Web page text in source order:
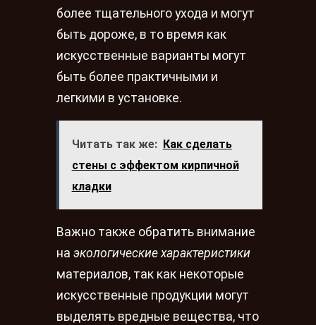
более тщательного ухода и могут
быть дороже, в то время как
искусственные варианты могут
быть более практичными и
легкими в установке.
Читать так же: Как сделать
стены с эффектом кирпичной
кладки
Важно также обратить внимание
на экологические характеристики
материалов, так как некоторые
искусственные продукции могут
выделять вредные вещества, что